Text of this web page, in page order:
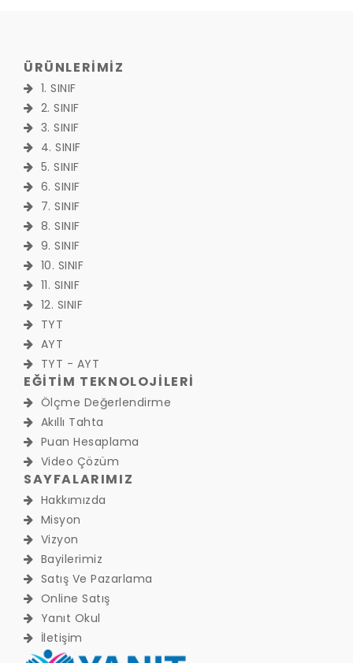
ÜRÜNLERİMİZ
1. SINIF
2. SINIF
3. SINIF
4. SINIF
5. SINIF
6. SINIF
7. SINIF
8. SINIF
9. SINIF
10. SINIF
11. SINIF
12. SINIF
TYT
AYT
TYT - AYT
EĞİTİM TEKNOLOJİLERİ
Ölçme Değerlendirme
Akıllı Tahta
Puan Hesaplama
Video Çözüm
SAYFALARIMIZ
Hakkımızda
Misyon
Vizyon
Bayilerimiz
Satış Ve Pazarlama
Online Satış
Yanıt Okul
İletişim